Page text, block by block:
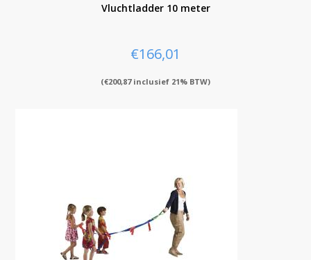
Vluchtladder 10 meter
€166,01
(€200,87inclusief 21% BTW)